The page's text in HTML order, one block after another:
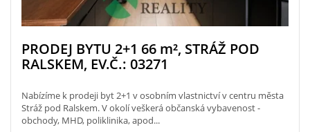
PRODEJ BYTU 2+1 66 m², STRÁŽ POD
RALSKEM, EV.Č.: 03271
Nabízíme k prodeji byt 2+1 v osobním vlastnictví v centru města
Stráž pod Ralskem. V okolí veškerá občanská vybavenost -
obchody, MHD, poliklinika, apod...